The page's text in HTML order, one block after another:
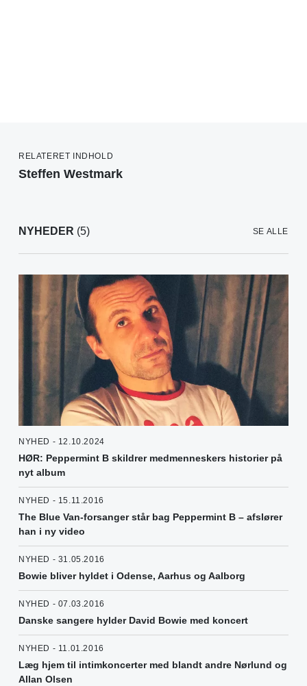
RELATERET INDHOLD
Steffen Westmark
NYHEDER (5) SE ALLE
NYHED - 12.10.2024
HØR: Peppermint B skildrer medmenneskers historier på
nyt album
NYHED - 15.11.2016
The Blue Van-forsanger står bag Peppermint B – afslører
han i ny video
NYHED - 31.05.2016
Bowie bliver hyldet i Odense, Aarhus og Aalborg
NYHED - 07.03.2016
Danske sangere hylder David Bowie med koncert
NYHED - 11.01.2016
Læg hjem til intimkoncerter med blandt andre Nørlund og
Allan Olsen